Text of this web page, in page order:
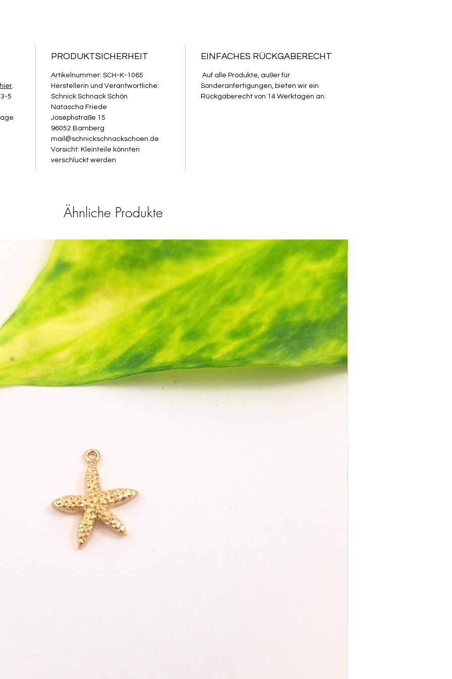
hier.
5
PRODUKTSICHERHEIT
Artikelnummer: SCH-K-1065
Herstellerin und Verantwortliche:
Schnick Schnack Schön
Natascha Friede
Josephstraße 15
96052 Bamberg
mail@schnickschnackschoen.de
Vorsicht: Kleinteile könnten
verschluckt werden
EINFACHES RÜCKGABERECHT
Auf alle Produkte, außer für
Sonderanfertigungen, bieten wir ein
Rückgaberecht von 14 Werktagen an.
Ähnliche Produkte